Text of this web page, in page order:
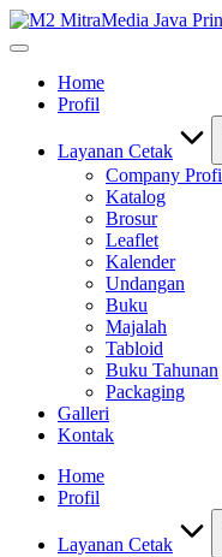
Skip
to
0813-
6191
(Call/WA)
Tempat
Percetakan
Home
Profil
Layanan Cetak
Company
Katalog
Brosur
Leaflet
Kalender
Undangan
Buku
Majalah
Tabloid
Buku Tahunan
Packaging
Galleri
Kontak
Home
Profil
Layanan Cetak